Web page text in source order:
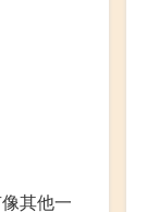
其他一